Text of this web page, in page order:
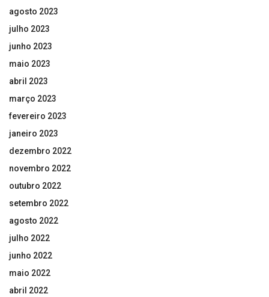
agosto 2023
julho 2023
junho 2023
maio 2023
abril 2023
março 2023
fevereiro 2023
janeiro 2023
dezembro 2022
novembro 2022
outubro 2022
setembro 2022
agosto 2022
julho 2022
junho 2022
maio 2022
abril 2022